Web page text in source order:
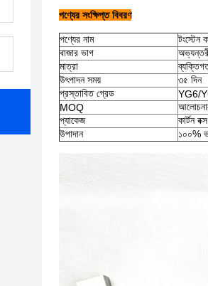
পণ্যের সংক্ষিপ্ত বিবরণ
পণ্যের নাম
টংস্টেন
বাজার ভাগ
মাত্রা
উৎপাদন সময়
৩৫ দিন
প্রস্তাবিত গ্রেড
YG6/
MOQ
প্যাকেজ
কার্টন বক্স
উপাদান
১০০%